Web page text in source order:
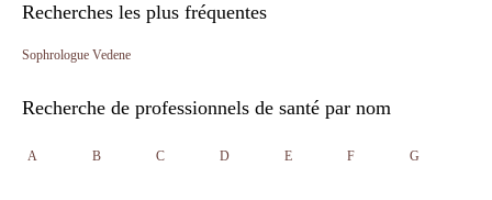
Recherches les plus fréquentes
Sophrologue Vedene
Recherche de professionnels de santé par nom
A B C D E F G